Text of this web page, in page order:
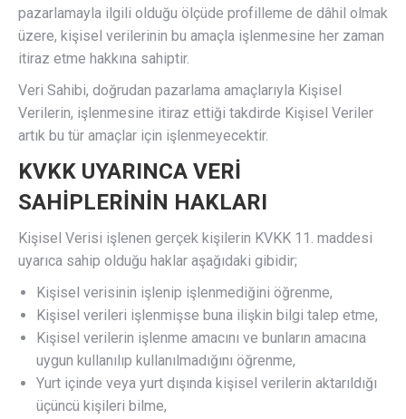
pazarlamayla ilgili olduğu ölçüde profilleme de dâhil olmak
üzere, kişisel verilerinin bu amaçla işlenmesine her zaman
itiraz etme hakkına sahiptir.
Veri Sahibi, doğrudan pazarlama amaçlarıyla Kişisel
Verilerin, işlenmesine itiraz ettiği takdirde Kişisel Veriler
artık bu tür amaçlar için işlenmeyecektir.
KVKK UYARINCA VERİ
SAHİPLERİNİN HAKLARI
Kişisel Verisi işlenen gerçek kişilerin KVKK 11. maddesi
uyarıca sahip olduğu haklar aşağıdaki gibidir;
Kişisel verisinin işlenip işlenmediğini öğrenme,
Kişisel verileri işlenmişse buna ilişkin bilgi talep etme,
Kişisel verilerin işlenme amacını ve bunların amacına
uygun kullanılıp kullanılmadığını öğrenme,
Yurt içinde veya yurt dışında kişisel verilerin aktarıldığı
üçüncü kişileri bilme,